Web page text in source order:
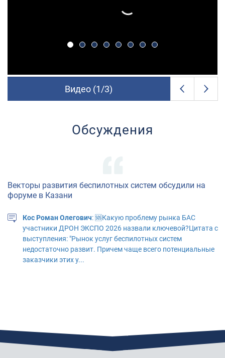
Видео (1/3)
Обсуждения
Векторы развития беспилотных систем обсудили на
форуме в Казани
Кос Роман Олегович: 🆘Какую проблему рынка БАС
участники ДРОН ЭКСПО 2026 назвали ключевой?Цитата с
выступления: "Рынок услуг беспилотных систем
недостаточно развит. Причем чаще всего потенциальные
заказчики этих у...
технологий идентификации
Павлов Михаил Фёдорович: неохотно соглашусь с